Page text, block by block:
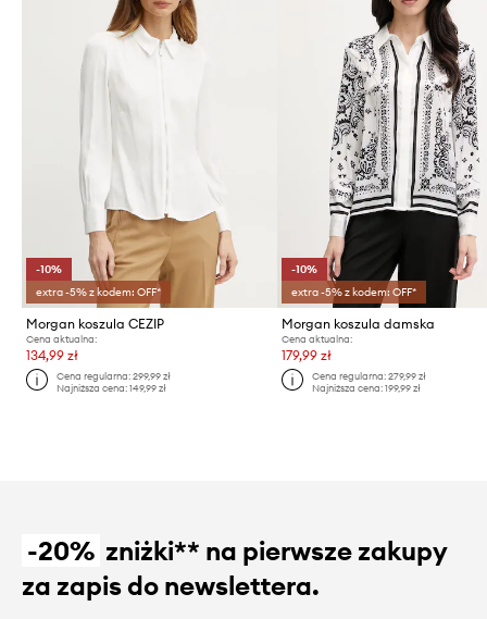
-10%
extra -5% z kodem: OFF*
Morgan koszula CEZIP
Cena aktualna:
134,99 zł
Cena regularna:299,99 zł
Najniższa cena:149,99 zł
-10%
extra -5% z kodem: OFF*
Morgan koszula damska
Cena aktualna:
179,99 zł
Cena regularna: 279,99 zł
Najniższa cena: 199,99 zł
-20% zniżki** na pierwsze zakupy
za zapis do newslettera.